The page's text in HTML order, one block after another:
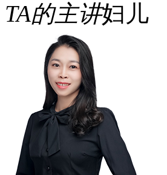
TA的主讲妇儿